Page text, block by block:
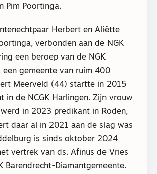
Pim Poortinga.
Herbert en Aliëtte
verbonden aan de NGK
een beroep van de NGK
een gemeente van ruim 400
Meerveld (44) startte in 2015
in de NCGK Harlingen. Zijn vrouw
in 2023 predikant in Roden,
daar al in 2021 aan de slag was
is sinds oktober 2024
vertrek van ds. Afinus de Vries
Barendrecht-Diamantgemeente.